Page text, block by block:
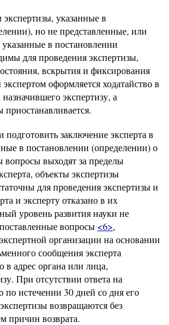
указанные в
но не представленные, или
в постановлении
для проведения экспертизы,
вскрытия и фиксирования
оформляется ходатайство в
экспертизу, а
приостанавливается.
заключение эксперта в
в постановлении (определении) о
вопросы выходят за пределы
объекты экспертизы
для проведения экспертизы и
и эксперту отказано в их
уровень развития науки не
вопросы <6>,
организации на основании
сообщения эксперта
в адрес органа или лица,
При отсутствии ответа на
по истечении 30 дней со дня его
возвращаются без
причин возврата.